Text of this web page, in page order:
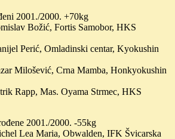
2001./2000. +70kg
Božić, Fortis Samobor, HKS
Perić, Omladinski centar, Kyokushin
Milošević, Crna Mamba, Honkyokushin
Rapp, Mas. Oyama Strmec, HKS
2001./2000. -55kg
Lea Maria, Obwalden, IFK Švicarska